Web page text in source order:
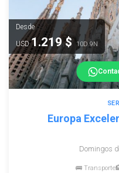
Desde
USD1.219 $ 10D 9N
Europa
Domingos
🚌 Transporte